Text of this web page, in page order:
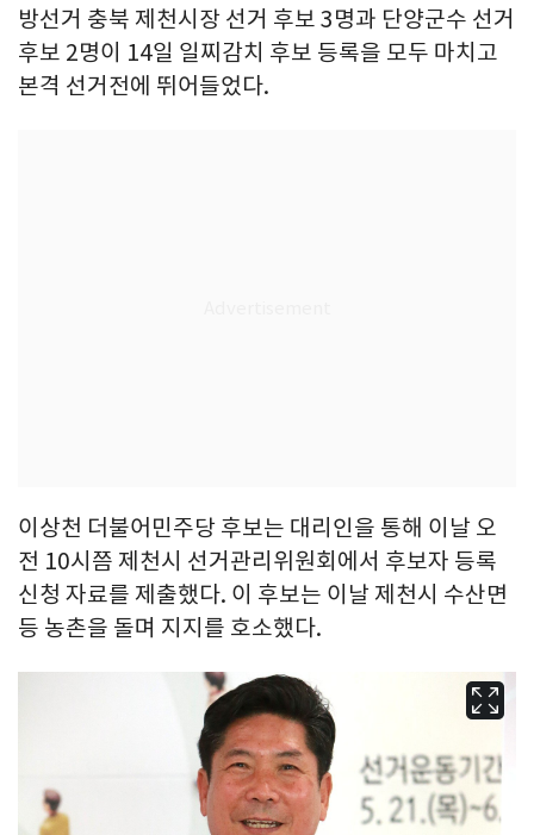
방선거 충북 제천시장 선거 후보 3명과 단양군수 선거
후보 2명이 14일 일찌감치 후보 등록을 모두 마치고
본격 선거전에 뛰어들었다.
이상천 더불어민주당 후보는 대리인을 통해 이날 오
전 10시쯤 제천시 선거관리위원회에서 후보자 등록
신청 자료를 제출했다. 이 후보는 이날 제천시 수산면
등 농촌을 돌며 지지를 호소했다.